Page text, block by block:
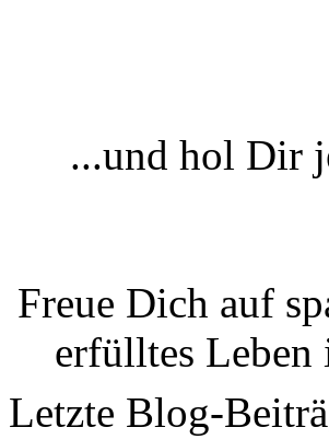
...und hol Dir
Freue Dich auf
erfülltes Leben
Letzte Blog-